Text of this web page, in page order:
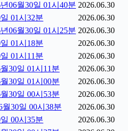
06월30일 01시40분 2026.06.30
01시32분
2026.06.30
06월30일 01시25분 2026.06.30
01시18분
2026.06.30
01시11분
2026.06.30
30일 01시11분
2026.06.30
30일 01시00분
2026.06.30
30일 00시53분
2026.06.30
30일 00시38분
2026.06.30
00시35분
2026.06.30